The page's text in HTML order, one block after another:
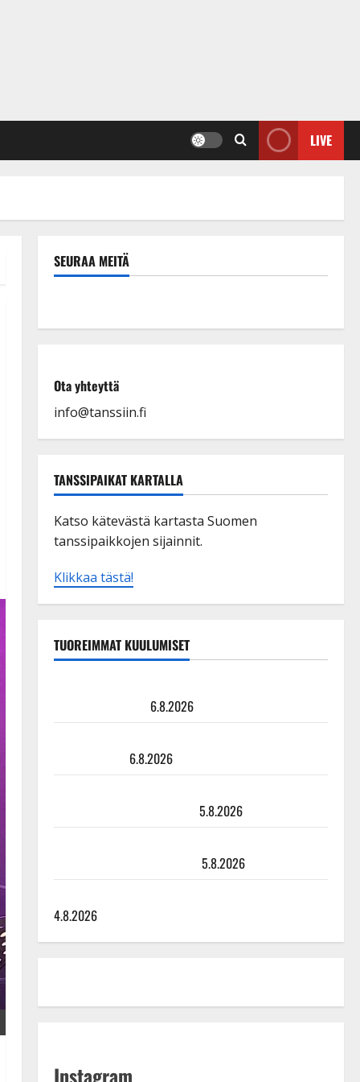
LIVE
SEURAA MEITÄ
Ota yhteyttä
info@tanssiin.fi
TANSSIPAIKAT KARTALLA
Katso kätevästä kartasta Suomen
tanssipaikkojen sijainnit.
Klikkaa tästä!
TUOREIMMAT KUULUMISET
6.8.2026
6.8.2026
5.8.2026
5.8.2026
4.8.2026
Instagram